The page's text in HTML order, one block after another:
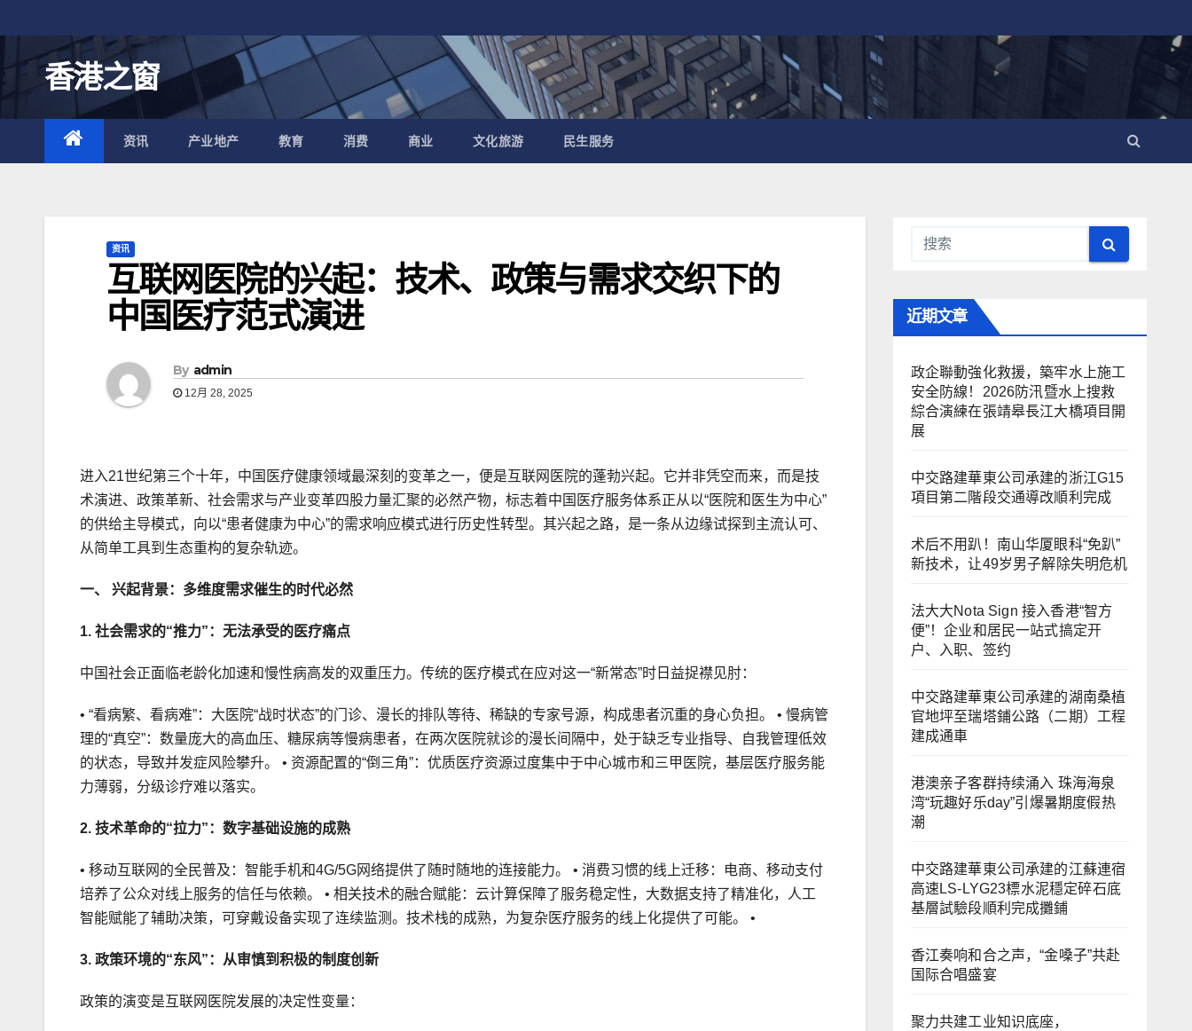
至
内
容
香港之窗
资讯 产业地产 教育 消费 商业 文化旅游 民生服务
资讯
互联网医院的兴起：技术、政策与需求交织下的
中国医疗范式演进
By admin
12月 28, 2025
进入21世纪第三个十年，中国医疗健康领域最深刻的变革之一，便是互联网医院的蓬勃兴起。它并非凭空而来，而是技
术演进、政策革新、社会需求与产业变革四股力量汇聚的必然产物，标志着中国医疗服务体系正从以“医院和医生为中心”
的供给主导模式，向以“患者健康为中心”的需求响应模式进行历史性转型。其兴起之路，是一条从边缘试探到主流认可、
从简单工具到生态重构的复杂轨迹。
一、 兴起背景：多维度需求催生的时代必然
1. 社会需求的“推力”：无法承受的医疗痛点
中国社会正面临老龄化加速和慢性病高发的双重压力。传统的医疗模式在应对这一“新常态”时日益捉襟见肘：
• “看病繁、看病难”：大医院“战时状态”的门诊、漫长的排队等待、稀缺的专家号源，构成患者沉重的身心负担。 • 慢病管
理的“真空”：数量庞大的高血压、糖尿病等慢病患者，在两次医院就诊的漫长间隔中，处于缺乏专业指导、自我管理低效
的状态，导致并发症风险攀升。 • 资源配置的“倒三角”：优质医疗资源过度集中于中心城市和三甲医院，基层医疗服务能
力薄弱，分级诊疗难以落实。
2. 技术革命的“拉力”：数字基础设施的成熟
• 移动互联网的全民普及：智能手机和4G/5G网络提供了随时随地的连接能力。 • 消费习惯的线上迁移：电商、移动支付
培养了公众对线上服务的信任与依赖。 • 相关技术的融合赋能：云计算保障了服务稳定性，大数据支持了精准化，人工
智能赋能了辅助决策，可穿戴设备实现了连续监测。技术栈的成熟，为复杂医疗服务的线上化提供了可能。 •
3. 政策环境的“东风”：从审慎到积极的制度创新
政策的演变是互联网医院发展的决定性变量：
近期文章
政企聯動強化救援，築牢水上施工
安全防線！2026防汛暨水上搜救
綜合演練在張靖皋長江大橋項目開
展
中交路建華東公司承建的浙江G15
項目第二階段交通導改順利完成
术后不用趴！南山华厦眼科“免趴”
新技术，让49岁男子解除失明危机
法大大Nota Sign 接入香港“智方
便”！企业和居民一站式搞定开
户、入职、签约
中交路建華東公司承建的湖南桑植
官地坪至瑞塔鋪公路（二期）工程
建成通車
港澳亲子客群持续涌入 珠海海泉
湾“玩趣好乐day”引爆暑期度假热
潮
中交路建華東公司承建的江蘇連宿
高速LS-LYG23標水泥穩定碎石底
基層試驗段順利完成攤鋪
香江奏响和合之声，“金嗓子”共赴
国际合唱盛宴
聚力共建工业知识底座，